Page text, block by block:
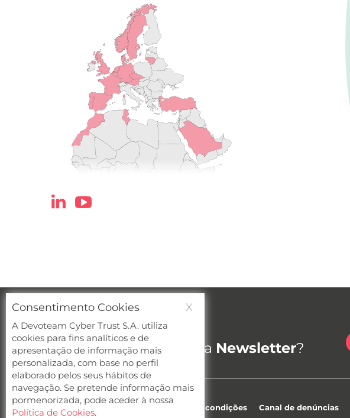
Cybersecurity newsletter
Quer receber a nossa Newsletter?
Privacidade Termos e condições Canal de denúncias
Consentimento Cookies X
A Devoteam Cyber Trust S.A. utiliza
cookies para fins analíticos e de
apresentação de informação mais
personalizada, com base no perfil
elaborado pelos seus hábitos de
navegação. Se pretende informação mais
pormenorizada, pode aceder à nossa
Política de Cookies.